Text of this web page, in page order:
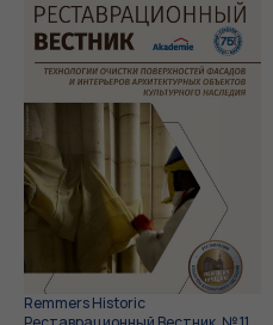
Remmers Historic